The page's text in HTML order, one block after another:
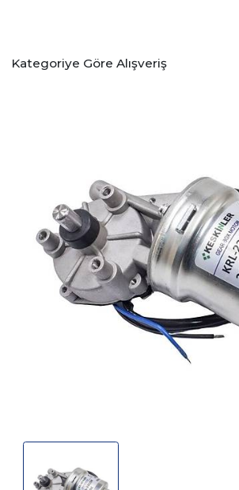
Kategoriye Göre Alışveriş